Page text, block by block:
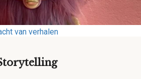
van verhalen